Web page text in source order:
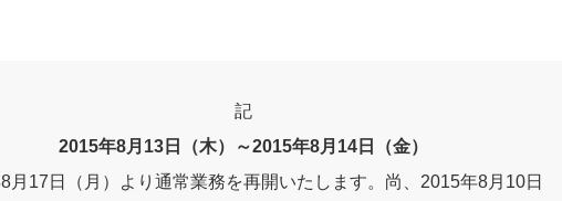
記
2015年8月13日（木）～2015年8月14日（金）
月17日（月）より通常業務を再開いたします。尚、2015年8月10日